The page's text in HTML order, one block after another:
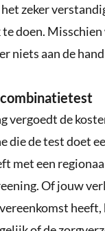
zeker
doen. Misschien
niets aan de
vergoedt de
die de test doet
met een
Of jouw